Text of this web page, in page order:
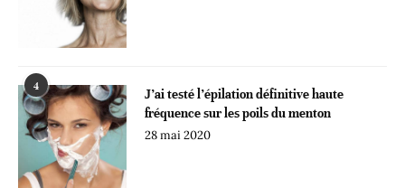
4
J’ai testé l’épilation définitive haute
fréquence sur les poils du menton
28 mai 2020